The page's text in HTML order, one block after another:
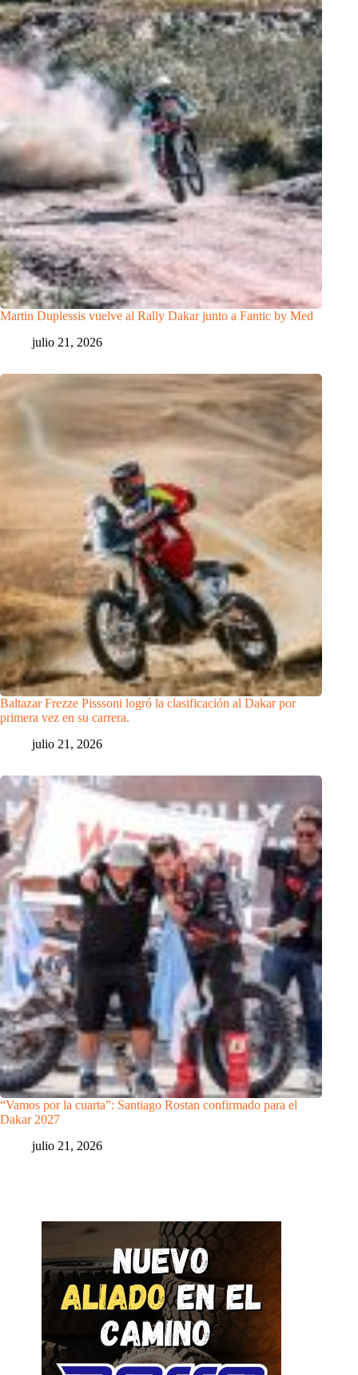
Martin Duplessis vuelve al Rally Dakar junto a Fantic by Med
julio 21, 2026
Baltazar Frezze Pisssoni logró la clasificación al Dakar por
primera vez en su carrera.
julio 21, 2026
“Vamos por la cuarta”: Santiago Rostan confirmado para el
Dakar 2027
julio 21, 2026